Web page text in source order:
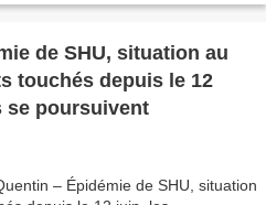
de SHU, situation au
touchés depuis le 12
se poursuivent